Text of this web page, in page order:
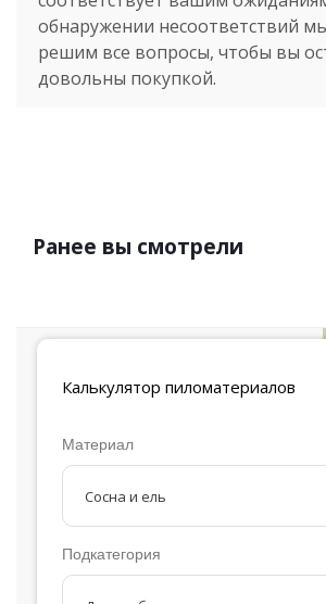
обнаружении несоответствий
решим все вопросы, чтобы вы
довольны покупкой.
Ранее вы смотрели
Калькулятор пиломатериалов
Материал
Подкатегория